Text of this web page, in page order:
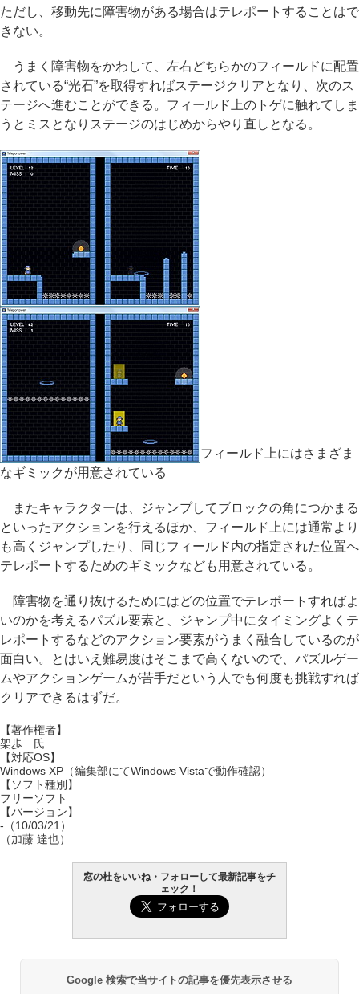
ただし、移動先に障害物がある場合はテレポートすることはで
きない。
うまく障害物をかわして、左右どちらかのフィールドに配置
されている“光石”を取得すればステージクリアとなり、次のス
テージへ進むことができる。フィールド上のトゲに触れてしま
うとミスとなりステージのはじめからやり直しとなる。
フィールド上にはさまざま
なギミックが用意されている
またキャラクターは、ジャンプしてブロックの角につかまる
といったアクションを行えるほか、フィールド上には通常より
も高くジャンプしたり、同じフィールド内の指定された位置へ
テレポートするためのギミックなども用意されている。
障害物を通り抜けるためにはどの位置でテレポートすればよ
いのかを考えるパズル要素と、ジャンプ中にタイミングよくテ
レポートするなどのアクション要素がうまく融合しているのが
面白い。とはいえ難易度はそこまで高くないので、パズルゲー
ムやアクションゲームが苦手だという人でも何度も挑戦すれば
クリアできるはずだ。
【著作権者】
架歩 氏
【対応OS】
Windows XP（編集部にてWindows Vistaで動作確認）
【ソフト種別】
フリーソフト
【バージョン】
-（10/03/21）
（加藤 達也）
窓の杜をいいね・フォローして最新記事をチ
ェック！
Google 検索で当サイトの記事を優先表示させる